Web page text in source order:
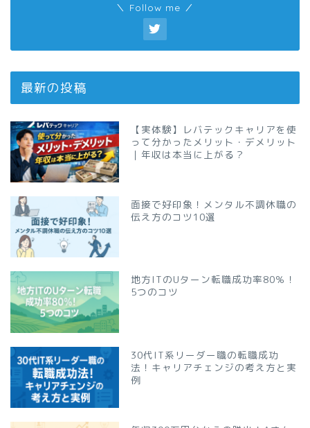
＼ Follow me ／
最新の投稿
【実体験】レバテックキャリアを使
って分かったメリット・デメリット
｜年収は本当に上がる？
面接で好印象！メンタル不調休職の
伝え方のコツ10選
地方ITのUターン転職成功率80％！
5つのコツ
30代IT系リーダー職の転職成功
法！キャリアチェンジの考え方と実
例